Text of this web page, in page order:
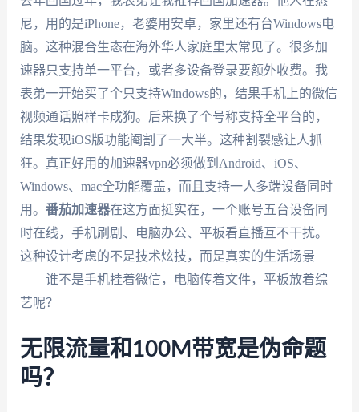
尼，用的是iPhone，老婆用安卓，家里还有台Windows电
脑。这种混合生态在海外华人家庭里太常见了。很多加
速器只支持单一平台，或者多设备登录要额外收费。我
表弟一开始买了个只支持Windows的，结果手机上的微信
视频通话照样卡成狗。后来换了个号称支持全平台的，
结果发现iOS版功能阉割了一大半。这种割裂感让人抓
狂。真正好用的加速器vpn必须做到Android、iOS、
Windows、mac全功能覆盖，而且支持一人多端设备同时
用。 番茄加速器在这方面挺实在，一个账号五台设备同
时在线，手机刷剧、电脑办公、平板看直播互不干扰。
这种设计考虑的不是技术炫技，而是真实的生活场景
——谁不是手机挂着微信，电脑传着文件，平板放着综
艺呢？
无限流量和100M带宽是伪命题
吗？